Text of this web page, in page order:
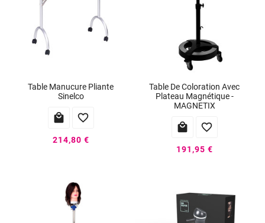
Table Manucure Pliante
Sinelco
 
214,80 €
Table De Coloration Avec
Plateau Magnétique -
MAGNETIX
 
191,95 €